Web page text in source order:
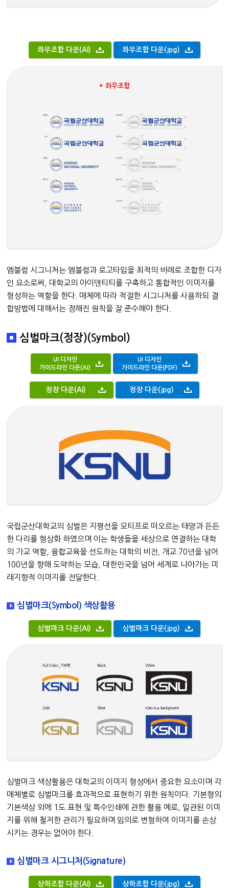
좌우조합 다운(AI) 좌우조합 다운(jpg)
* 좌우조합
엠블럼 시그니처는 엠블럼과 로고타입을 최적의 비례로 조합한 디자
인 요소로써, 대학교의 아이덴티티를 구축하고 통합적인 이미지를
형성하는 역할을 한다. 매체에 따라 적절한 시그니처를 사용하되 결
합방법에 대해서는 정해진 원칙을 잘 준수해야 한다.
심벌마크(정장)(Symbol)
UI 디자인
가이드라인 다운(AI)
UI 디자인
가이드라인 다운(PDF)
정장 다운(AI) 정장 다운(jpg)
국립군산대학교의 심벌은 지평선을 모티프로 떠오르는 태양과 든든
한 다리를 형상화 하였으며 이는 학생들을 세상으로 연결하는 대학
의 가교 역할, 융합교육을 선도하는 대학의 비전, 개교 70년을 넘어
100년을 향해 도약하는 모습, 대한민국을 넘어 세계로 나아가는 미
래지향적 이미지를 전달한다.
심벌마크(Symbol) 색상활용
심벌마크 다운(AI) 심벌마크 다운(jpg)
심벌마크 색상활용은 대학교의 이미지 형성에서 중요한 요소이며 각
매체별로 심벌마크를 효과적으로 표현하기 위한 원칙이다. 기본형의
기본색상 외에 1도 표현 및 특수인쇄에 관한 활용 예로, 일관된 이미
지를 위해 철저한 관리가 필요하며 임의로 변형하여 이미지를 손상
시키는 경우는 없어야 한다.
심벌마크 시그니처(Signature)
상하조합 다운(AI) 상하조합 다운(jpg)